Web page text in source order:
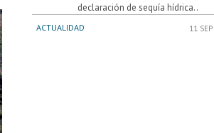
declaración de sequía hídrica..
ACTUALIDAD 11 SEP